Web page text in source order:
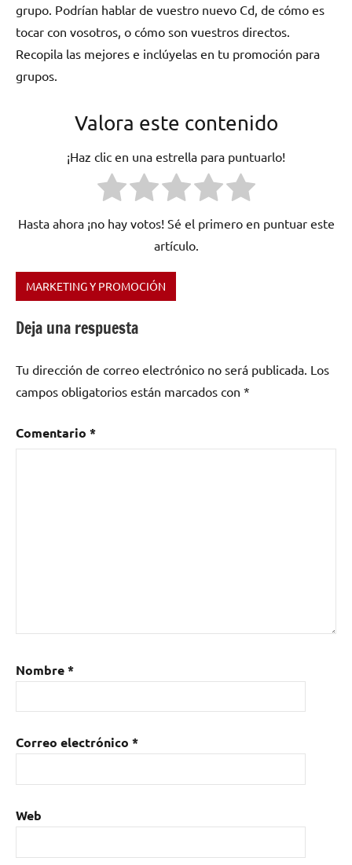
grupo. Podrían hablar de vuestro nuevo Cd, de cómo es
tocar con vosotros, o cómo son vuestros directos.
Recopila las mejores e inclúyelas en tu promoción para
grupos.
Valora este contenido
¡Haz clic en una estrella para puntuarlo!
Hasta ahora ¡no hay votos! Sé el primero en puntuar este
artículo.
Etiquetado
dossier
prensa,
flyers,
de
MARKETING Y PROMOCIÓN
Deja una respuesta
Tu dirección de correo electrónico no será publicada. Los
campos obligatorios están marcados con *
Comentario *
Nombre*
Correo electrónico *
Web